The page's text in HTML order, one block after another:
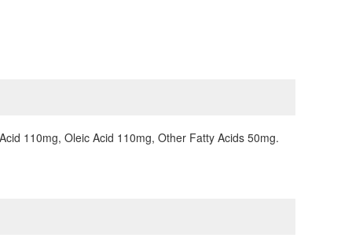
110mg, Oleic Acid 110mg, Other Fatty Acids 50mg.